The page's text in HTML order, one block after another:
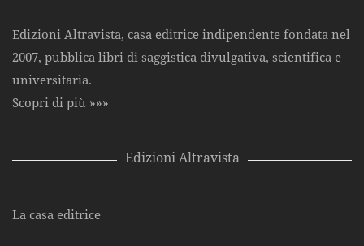
Edizioni Altravista, casa editrice indipendente fondata nel
2007, pubblica libri di saggistica divulgativa, scientifica e
universitaria.
Scopri di più »»»
Edizioni Altravista
La casa editrice